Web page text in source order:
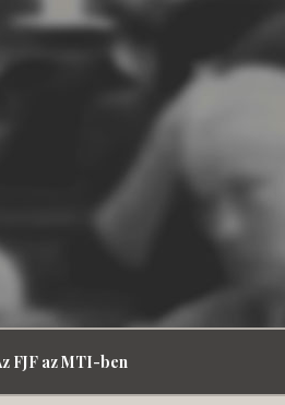
FJF az MTI-ben